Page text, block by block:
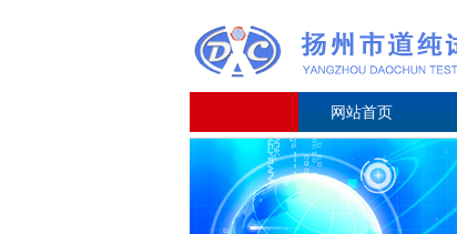
网站首页